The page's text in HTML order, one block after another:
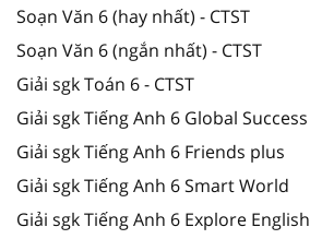
Soạn Văn 6 (hay nhất) - CTST
Soạn Văn 6 (ngắn nhất) - CTST
Giải sgk Toán 6 - CTST
Giải sgk Tiếng Anh 6 Global Success
Giải sgk Tiếng Anh 6 Friends plus
Giải sgk Tiếng Anh 6 Smart World
Giải sgk Tiếng Anh 6 Explore English